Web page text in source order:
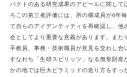
パクトのある研究成果のアピールに関して
ろこの第三者評価には、所の構成員が6年
て自らのアイデンティティを再確認し、他
会としてより重要な意義があります。また
手教員、事務・技術職員が意見を交わし合
すなわち「生研スピリッツ」なる無形財産
かの地では巨大ピラミッドの造り方をすっ